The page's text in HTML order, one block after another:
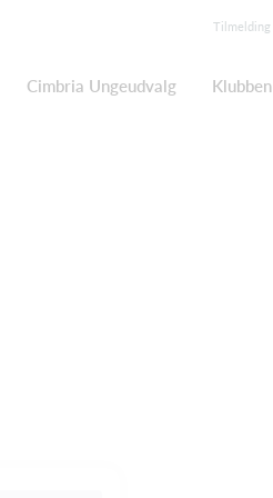
Tilmelding
Cimbria Ungeudvalg Klubben